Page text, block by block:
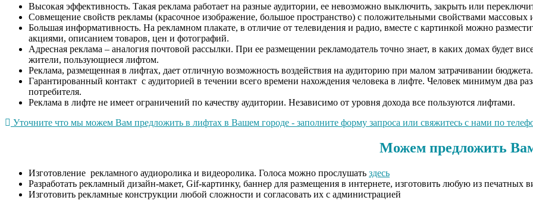
Высокая эффективность. Такая реклама работает на разные аудитории, ее невозможно выключить, закрыть или
Совмещение свойств рекламы (красочное изображение, большое пространство) с положительными свойствами массовых
Большая информативность. На рекламном плакате, в отличие от телевидения и радио, вместе с картинкой можно
акциями, описанием товаров, цен и фотографий.
Адресная реклама – аналогия почтовой рассылки. При ее размещении рекламодатель точно знает, в каких домах будет
жители, пользующиеся лифтом.
Реклама, размещенная в лифтах, дает отличную возможность воздействия на аудиторию при малом затрачивании
Гарантированный контакт с аудиторией в течении всего времени нахождения человека в лифте. Человек минимум два
потребителя.
Реклама в лифте не имеет ограничений по качеству аудитории. Независимо от уровня дохода все пользуются лифтами.
Уточните что мы можем Вам предложить в лифтах в Вашем городе - заполните форму запроса или свяжитесь с нами по
Можем предложить
Изготовление рекламного аудиоролика и видеоролика. Голоса можно прослушать здесь
Разработать рекламный дизайн-макет, Gif-картинку, баннер для размещения в интернете, изготовить любую из печатных
Изготовить рекламные конструкции любой сложности и согласовать их с администрацией